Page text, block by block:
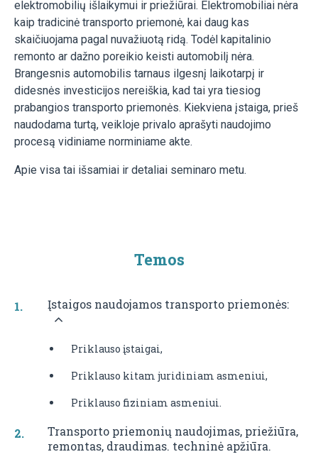
elektromobilių išlaikymui ir priežiūrai. Elektromobiliai nėra
kaip tradicinė transporto priemonė, kai daug kas
skaičiuojama pagal nuvažiuotą ridą. Todėl kapitalinio
remonto ar dažno poreikio keisti automobilį nėra.
Brangesnis automobilis tarnaus ilgesnį laikotarpį ir
didesnės investicijos nereiškia, kad tai yra tiesiog
prabangios transporto priemonės. Kiekviena įstaiga, prieš
naudodama turtą, veikloje privalo aprašyti naudojimo
procesą vidiniame norminiame akte.
Apie visa tai išsamiai ir detaliai seminaro metu.
Temos
Įstaigos naudojamos transporto priemonės:
Priklauso įstaigai,
Priklauso kitam juridiniam asmeniui,
Priklauso fiziniam asmeniui.
Transporto priemonių naudojimas, priežiūra,
remontas, draudimas. techninė apžiūra.